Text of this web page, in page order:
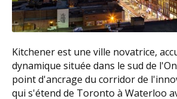
Kitchener est une ville novatrice,
dynamique située dans le sud de
point d'ancrage du corridor de
qui s'étend de Toronto à Waterloo